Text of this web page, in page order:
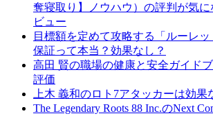
奪寝取り】ノウハウ）の評判が気
ビュー
目標額を定めて攻略する「ルーレ
保証って本当？効果なし？
高田 賢の職場の健康と安全ガイド
評価
上木 義和のロト7アタッカーは効果
The Legendary Roots 88 Inc.のNext